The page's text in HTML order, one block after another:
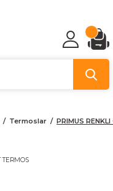
Termoslar PRIMUS